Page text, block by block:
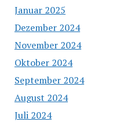
Januar 2025
Dezember 2024
November 2024
Oktober 2024
September 2024
August 2024
Juli 2024